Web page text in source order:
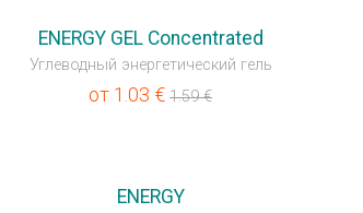
ENERGY GEL Concentrated
Углеводный энергетический гель
от 1.03 €1.59€
ENERGY